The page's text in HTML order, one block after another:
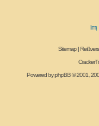
Sitemap|
Powered byphpBB© 2001,